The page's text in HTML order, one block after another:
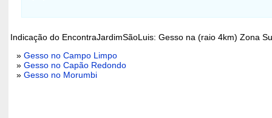
Indicação do EncontraJardimSãoLuis: Gesso na (raio 4km) Zona
»Gesso no Campo Limpo
»Gesso no Capão Redondo
»Gesso no Morumbi